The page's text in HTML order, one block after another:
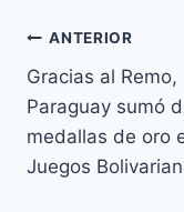
ANTERIOR
Gracias al Remo,
Paraguay sumó
medallas de oro
Juegos